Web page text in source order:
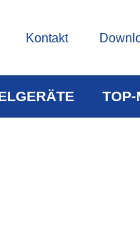
Kontakt
TOP-